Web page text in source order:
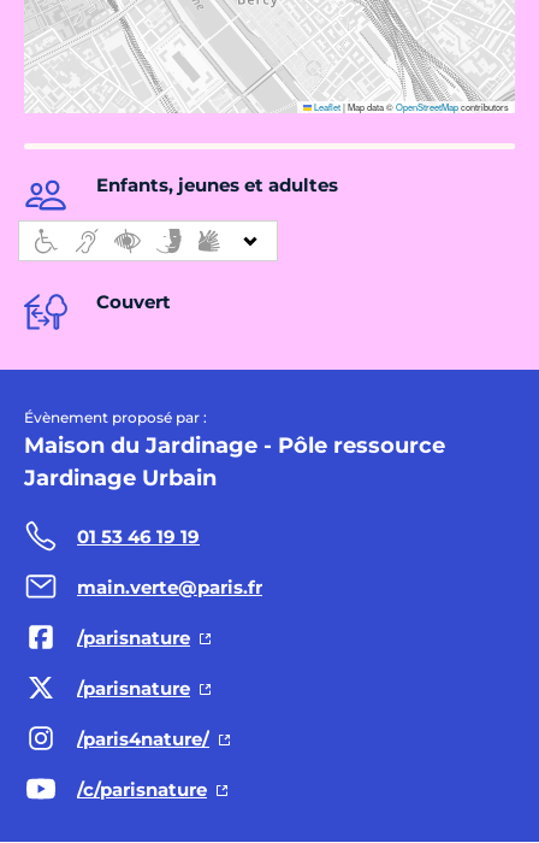
Leaflet|Map data ©OpenStreetMapcontributors
Enfants, jeunes et adultes
Couvert
Évènement proposé par :
Maison du Jardinage - Pôle ressource
Jardinage Urbain
01 53 46 19 19
main.verte@paris.fr
/parisnature
/parisnature
/paris4nature/
/c/parisnature